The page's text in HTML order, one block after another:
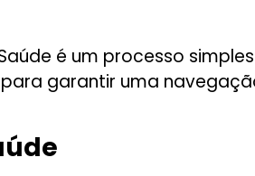
é um processo
garantir uma